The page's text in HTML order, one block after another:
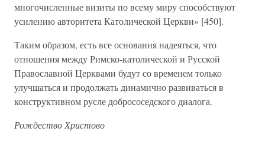
многочисленные визиты по всему миру способствуют
усилению авторитета Католической Церкви» [450].
Таким образом, есть все основания надеяться, что
отношения между Римско-католической и Русской
Православной Церквами будут со временем только
улучшаться и продолжать динамично развиваться в
конструктивном русле добрососедского диалога.
Рождество Христово